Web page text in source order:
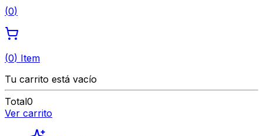
(0)
(0) Item
Tu carrito está vacío
Total0
Ver carrito